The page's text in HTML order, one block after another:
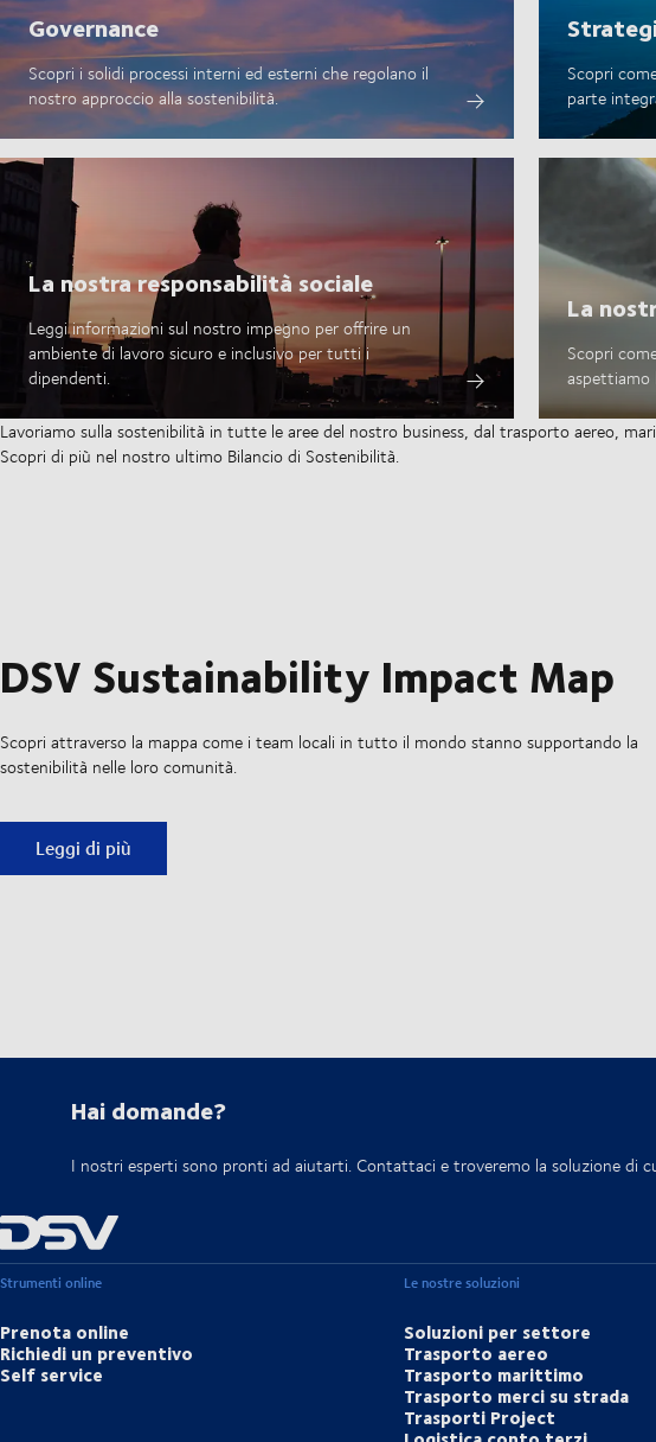
Governance
Scopri i solidi processi interni ed esterni che regolano il
nostro approccio alla sostenibilità.
Scopri
parte
La nostra responsabilità sociale
Leggi informazioni sul nostro impegno per offrire un
ambiente di lavoro sicuro e inclusivo per tutti i
dipendenti.
La
Scopri
aspettiamo
Lavoriamo sulla sostenibilità in tutte le aree del nostro business, dal trasporto aereo,
Scopri di più nel nostro ultimo Bilancio di Sostenibilità.
DSV Sustainability Impact Map
Scopri attraverso la mappa come i team locali in tutto il mondo stanno supportando la
sostenibilità nelle loro comunità.
DSV Sustainability Impact Map
Leggi di più
Hai domande?
I nostri esperti sono pronti ad aiutarti. Contattaci e troveremo la soluzione di
Strumenti online
Prenota online
Richiedi un preventivo
Self service
Le nostre soluzioni
Soluzioni per settore
Trasporto aereo
Trasporto marittimo
Trasporto merci su strada
Trasporti Project